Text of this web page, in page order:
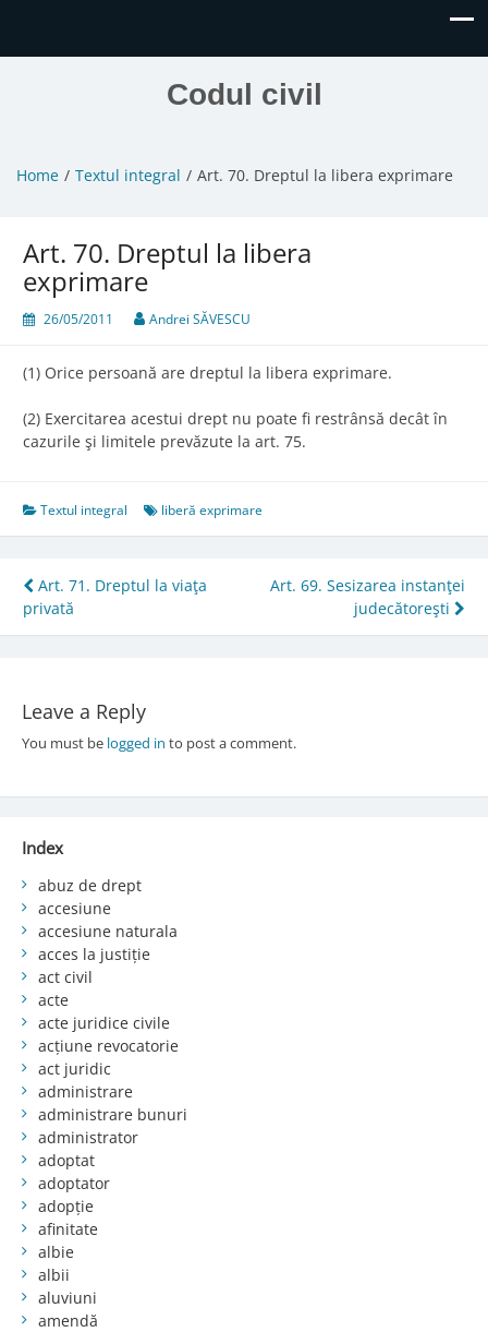
Codul civil
Home Textul integral Art. 70. Dreptul la libera exprimare
Art. 70. Dreptul la libera
exprimare
26/05/2011 Andrei SĂVESCU
(1) Orice persoană are dreptul la libera exprimare.
(2) Exercitarea acestui drept nu poate fi restrânsă decât în
cazurile şi limitele prevăzute la art. 75.
Textul integral liberă exprimare
Post
navigation
Art. 71. Dreptul la viaţa
privată
Art. 69. Sesizarea instanţei
judecătoreşti
Leave a Reply
You must be logged in to post a comment.
Index
abuz de drept
accesiune
accesiune naturala
acces la justiție
act civil
acte
acte juridice civile
acțiune revocatorie
act juridic
administrare
administrare bunuri
administrator
adoptat
adoptator
adopție
afinitate
albie
albii
aluviuni
amendă